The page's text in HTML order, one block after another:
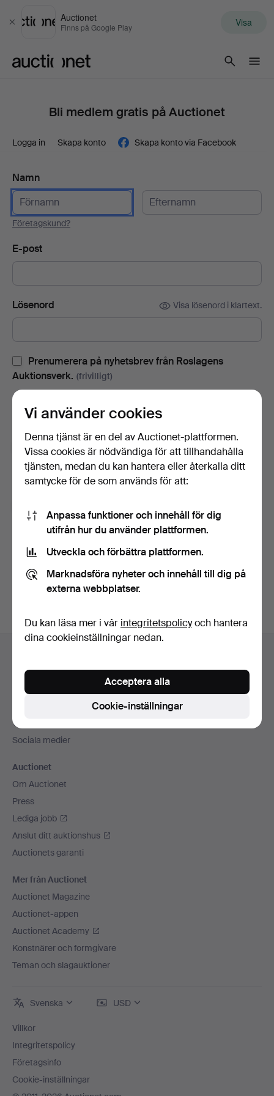
Stäng
Auctionet
Finns på Google Play Visa
Bli medlem gratis på Auctionet
Logga in Skapa konto Skapa konto via Facebook
Namn
Företagskund?
E-post
Lösenord Visa lösenord i klartext.
Prenumerera på nyhetsbrev från Roslagens
Auktionsverk. (frivilligt)
Med bl.a. auktionskataloger, inbjudningar till evenemang och
nyheter. Om du ångrar dig kan du enkelt avsluta
prenumerationen.
Prenumerera på Auctionets nyhetsbrev. (frivilligt)
Med bl.a. experttips, utvalda föremål och inspiration. Om du
ångrar dig kan du enkelt avsluta prenumerationen.
användarvillkoren,köpvillkoren samt bekräftar att jag
har tagit del avintegritetspolicyn.
Skapa konto
Sidfotsnavigation
Kontakta support
Alla auktionshus
Vi skickar med
Sociala medier
Auctionet
Om Auctionet
Press
Lediga jobb
Anslut ditt auktionshus
Auctionets garanti
Mer från Auctionet
Auctionet Magazine
Auctionet-appen
Auctionet Academy
Konstnärer och formgivare
Teman och slagauktioner
Svenska USD
Villkor
Integritetspolicy
Företagsinfo
Cookie-inställningar
Vi använder cookies
Denna tjänst är en del av Auctionet-plattformen.
Vissa cookies är nödvändiga för att tillhandahålla
tjänsten, medan du kan hantera eller återkalla ditt
samtycke för de som används för att:
Anpassa funktioner och innehåll för dig
utifrån hur du använder plattformen.
Utveckla och förbättra plattformen.
Marknadsföra nyheter och innehåll till dig på
externa webbplatser.
Du kan läsa mer i vår integritetspolicyoch hantera
dina cookieinställningar nedan.
Cookie-inställningar
Acceptera alla